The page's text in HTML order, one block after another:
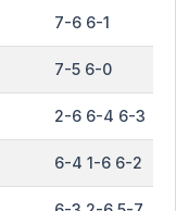
7-6 6-1
7-5 6-0
2-6 6-4 6-3
6-4 1-6 6-2